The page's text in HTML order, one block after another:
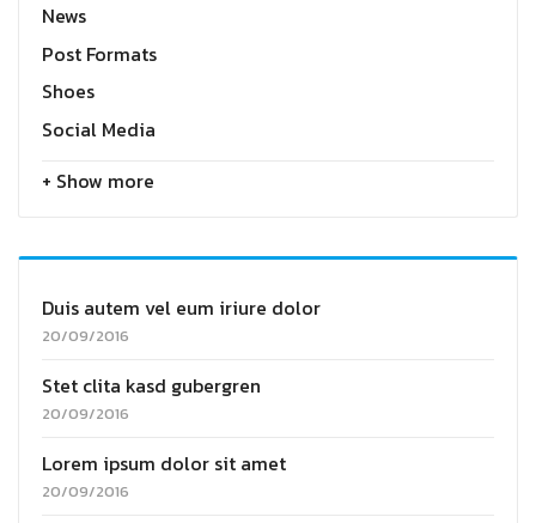
News
Post Formats
Shoes
Social Media
+ Show more
Duis autem vel eum iriure dolor
20/09/2016
Stet clita kasd gubergren
20/09/2016
Lorem ipsum dolor sit amet
20/09/2016